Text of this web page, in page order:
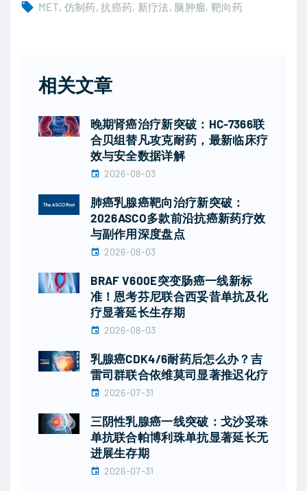
MET 仿制药 抗癌药 新疗法 脑肿瘤 靶向药
相关文章
晚期肾癌治疗新突破：HC-7366联
合贝组替凡攻克耐药，最新临床疗
效与安全数据详解
2026-08-03
肺癌乳腺癌靶向治疗新突破：
2026ASCO多款前沿抗癌新药疗效
与副作用深度盘点
2026-08-03
BRAF V600E突变肠癌一线新标
准！恩考芬尼联合西妥昔单抗及化
疗显著延长生存期
2026-08-03
乳腺癌CDK4/6耐药后怎么办？吉
雷司群联合依维莫司显著推迟化疗
2026-07-31
三阴性乳腺癌一线突破：戈沙妥珠
单抗联合帕博利珠单抗显著延长无
进展生存期
2026-07-31